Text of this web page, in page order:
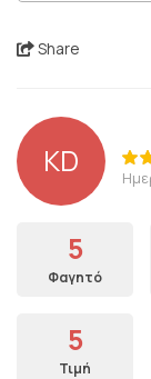
Share
KD
5
Φαγητό
5
Τιμή